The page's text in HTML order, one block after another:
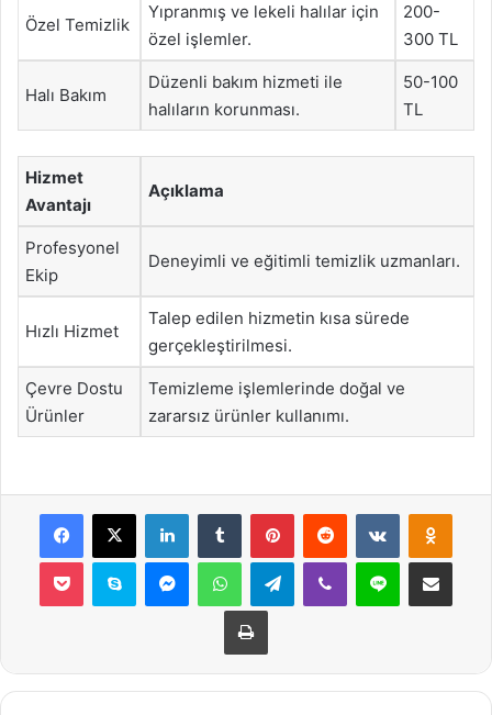
Özel Temizlik
Yıpranmış ve lekeli halılar için
özel işlemler.
200-
300 TL
Halı Bakım
Düzenli bakım hizmeti ile
halıların korunması.
50-100
TL
Hizmet
Avantajı
Açıklama
Profesyonel
Ekip
Deneyimli ve eğitimli temizlik uzmanları.
Hızlı Hizmet
Talep edilen hizmetin kısa sürede
gerçekleştirilmesi.
Çevre Dostu
Ürünler
Temizleme işlemlerinde doğal ve
zararsız ürünler kullanımı.
Facebook
X LinkedInTumblr PinterestReddit VKontakte
Pocket Skype MessengerWhatsAppTelegramViber Line E-Posta ile
Yazdır